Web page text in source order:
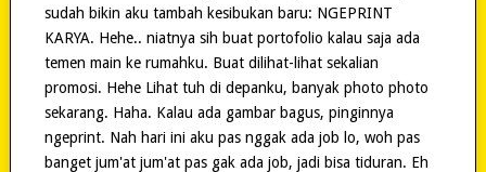
sudah bikin aku tambah kesibukan baru: NGEPRINT
KARYA. Hehe.. niatnya sih buat portofolio kalau saja ada
temen main ke rumahku. Buat dilihat-lihat sekalian
promosi. Hehe Lihat tuh di depanku, banyak photo photo
sekarang. Haha. Kalau ada gambar bagus, pinginnya
ngeprint. Nah hari ini aku pas nggak ada job lo, woh pas
banget jum'at jum'at pas gak ada job, jadi bisa tiduran. Eh